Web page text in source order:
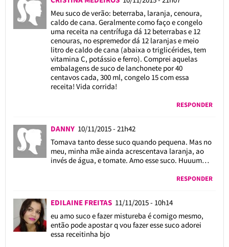
Meu suco de verão: beterraba, laranja, cenoura,
caldo de cana. Geralmente como faço e congelo
uma receita na centrífuga dá 12 beterrabas e 12
cenouras, no espremedor dá 12 laranjas e meio
litro de caldo de cana (abaixa o triglicérides, tem
vitamina C, potássio e ferro). Comprei aquelas
embalagens de suco de lanchonete por 40
centavos cada, 300 ml, congelo 15 com essa
receita! Vida corrida!
RESPONDER
DANNY 10/11/2015 - 21h42
Tomava tanto desse suco quando pequena. Mas no
meu, minha mãe ainda acrescentava laranja, ao
invés de água, e tomate. Amo esse suco. Huuum…
RESPONDER
EDILAINE FREITAS 11/11/2015 - 10h14
eu amo suco e fazer mistureba é comigo mesmo,
então pode apostar q vou fazer esse suco adorei
essa receitinha bjo